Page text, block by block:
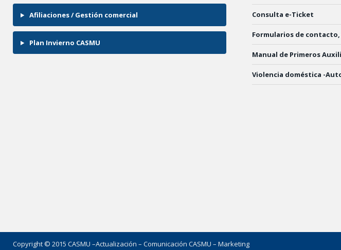
Afiliaciones / Gestión comercial
Plan Invierno CASMU
Consulta e-Ticket
Formularios de
Manual de Primeros
Violencia doméstica -
Copyright © 2015 CASMU –Actualización – Comunicación CASMU – Marketing